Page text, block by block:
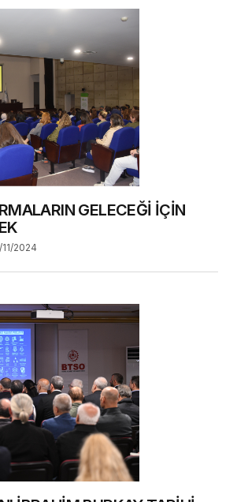
yorumlarımda kullanılması için
adresim ve site adresim bu
kaydedilsin.
GELECEĞİ İÇİN
2024